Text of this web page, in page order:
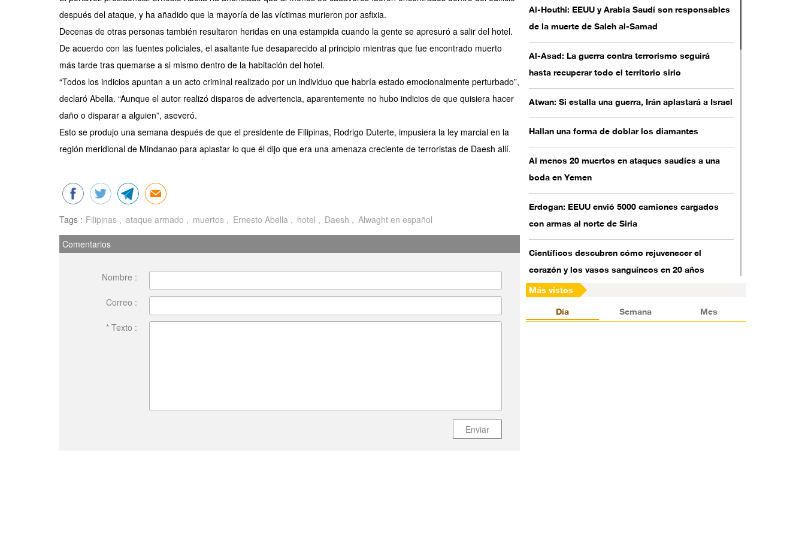
reafirmó el apoyo total de la República Islámica de
Irán a los combatientes de la Resistencia palestina.
Muere el expresidente yemení tras recibir varios
disparos en Saná
Alwaght- El expresidente yemení, Ali Abdolá Saleh ha
muerto hoy tras recibir varios disparos mientras huía
Alwaght- Desde el marzo de 2015, Arabia Saudí y sus
Yemen. Pero, la unidad de las facciones yemeníes ha
impedido a Riad a conseguir sus objetivos.
Al-Houthi: EEUU y Arabia Saudí son responsables
de la muerte de Saleh al-Samad
Al-Asad: La guerra contra terrorismo seguirá
hasta recuperar todo el territorio sirio
Atwan: Si estalla una guerra, Irán aplastará a Israel
Hallan una forma de doblar los diamantes
Al menos 20 muertos en ataques saudíes a una
boda en Yemen
Erdogan: EEUU envió 5000 camiones cargados
con armas al norte de Siria
Científicos descubren cómo rejuvenecer el
corazón y los vasos sanguíneos en 20 años
Ortega: EEUU financia las protestas en Nicaragua
Más vistos
Día Semana Mes
después del ataque, y ha añadido que la mayoría de las víctimas murieron por asfixia.
Decenas de otras personas también resultaron heridas en una estampida cuando la gente se apresuró a salir del hotel.
De acuerdo con las fuentes policiales, el asaltante fue desaparecido al principio mientras que fue encontrado muerto
más tarde tras quemarse a si mismo dentro de la habitación del hotel.
“Todos los indicios apuntan a un acto criminal realizado por un individuo que habría estado emocionalmente perturbado”,
declaró Abella. “Aunque el autor realizó disparos de advertencia, aparentemente no hubo indicios de que quisiera hacer
daño o disparar a alguien”, aseveró.
Esto se produjo una semana después de que el presidente de Filipinas, Rodrigo Duterte, impusiera la ley marcial en la
región meridional de Mindanao para aplastar lo que él dijo que era una amenaza creciente de terroristas de Daesh allí.
Tags : Filipinas ataque armado muertos Ernesto Abella hotel Daesh Alwaght en español
Comentarios
Nombre :
Correo :
* Texto :
Enviar